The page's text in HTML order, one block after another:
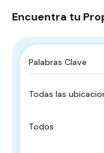
Encuentra tu
Todas las
Todos